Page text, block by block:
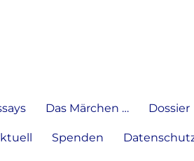
Das Märchen … Dossier
Spenden